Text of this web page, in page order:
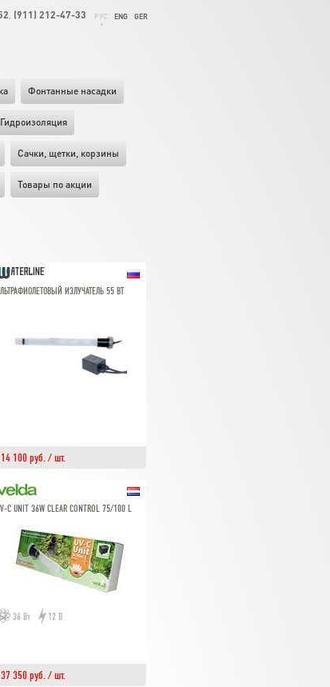
(911) 212-47-33 РУС ENG GER
Фонтанные насадки
Гидроизоляция
Cачки, щетки, корзины
Товары по акции
ИЗЛУЧАТЕЛЬ 55 ВТ
14 100 руб. / шт.
C UNIT 36W CLEAR CONTROL 75/100 L
36 Вт 12 В
37 350 руб. / шт.